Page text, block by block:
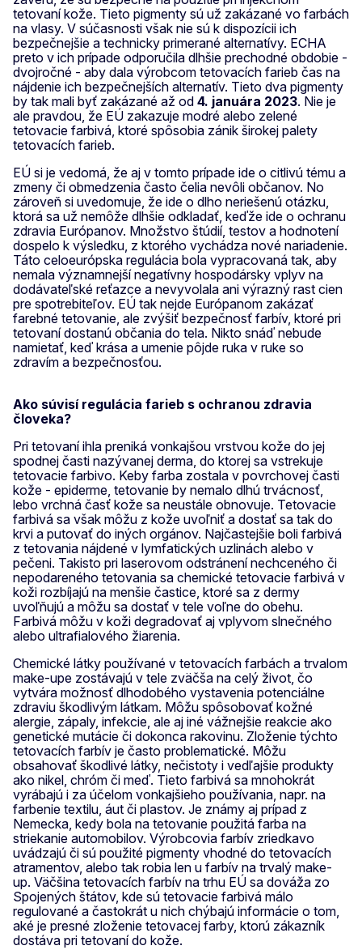
tetovaní kože. Tieto pigmenty sú už zakázané vo farbách
na vlasy. V súčasnosti však nie sú k dispozícii ich
bezpečnejšie a technicky primerané alternatívy. ECHA
preto v ich prípade odporučila dlhšie prechodné obdobie -
dvojročné - aby dala výrobcom tetovacích farieb čas na
nájdenie ich bezpečnejších alternatív. Tieto dva pigmenty
by tak mali byť zakázané až od 4. januára 2023. Nie je
ale pravdou, že EÚ zakazuje modré alebo zelené
tetovacie farbivá, ktoré spôsobia zánik širokej palety
tetovacích farieb.
EÚ si je vedomá, že aj v tomto prípade ide o citlivú tému a
zmeny či obmedzenia často čelia nevôli občanov. No
zároveň si uvedomuje, že ide o dlho neriešenú otázku,
ktorá sa už nemôže dlhšie odkladať, keďže ide o ochranu
zdravia Európanov. Množstvo štúdií, testov a hodnotení
dospelo k výsledku, z ktorého vychádza nové nariadenie.
Táto celoeurópska regulácia bola vypracovaná tak, aby
nemala významnejší negatívny hospodársky vplyv na
dodávateľské reťazce a nevyvolala ani výrazný rast cien
pre spotrebiteľov. EÚ tak nejde Európanom zakázať
farebné tetovanie, ale zvýšiť bezpečnosť farbív, ktoré pri
tetovaní dostanú občania do tela. Nikto snáď nebude
namietať, keď krása a umenie pôjde ruka v ruke so
zdravím a bezpečnosťou.
Ako súvisí regulácia farieb s ochranou zdravia
človeka?
Pri tetovaní ihla preniká vonkajšou vrstvou kože do jej
spodnej časti nazývanej derma, do ktorej sa vstrekuje
tetovacie farbivo. Keby farba zostala v povrchovej časti
kože - epiderme, tetovanie by nemalo dlhú trvácnosť,
lebo vrchná časť kože sa neustále obnovuje. Tetovacie
farbivá sa však môžu z kože uvoľniť a dostať sa tak do
krvi a putovať do iných orgánov. Najčastejšie boli farbivá
z tetovania nájdené v lymfatických uzlinách alebo v
pečeni. Takisto pri laserovom odstránení nechceného či
nepodareného tetovania sa chemické tetovacie farbivá v
koži rozbíjajú na menšie častice, ktoré sa z dermy
uvoľňujú a môžu sa dostať v tele voľne do obehu.
Farbivá môžu v koži degradovať aj vplyvom slnečného
alebo ultrafialového žiarenia.
Chemické látky používané v tetovacích farbách a trvalom
make-upe zostávajú v tele zväčša na celý život, čo
vytvára možnosť dlhodobého vystavenia potenciálne
zdraviu škodlivým látkam. Môžu spôsobovať kožné
alergie, zápaly, infekcie, ale aj iné vážnejšie reakcie ako
genetické mutácie či dokonca rakovinu. Zloženie týchto
tetovacích farbív je často problematické. Môžu
obsahovať škodlivé látky, nečistoty i vedľajšie produkty
ako nikel, chróm či meď. Tieto farbivá sa mnohokrát
vyrábajú i za účelom vonkajšieho používania, napr. na
farbenie textilu, áut či plastov. Je známy aj prípad z
Nemecka, kedy bola na tetovanie použitá farba na
striekanie automobilov. Výrobcovia farbív zriedkavo
uvádzajú či sú použité pigmenty vhodné do tetovacích
atramentov, alebo tak robia len u farbív na trvalý make-
up. Väčšina tetovacích farbív na trhu EÚ sa dováža zo
Spojených štátov, kde sú tetovacie farbivá málo
regulované a častokrát u nich chýbajú informácie o tom,
aké je presné zloženie tetovacej farby, ktorú zákazník
dostáva pri tetovaní do kože.